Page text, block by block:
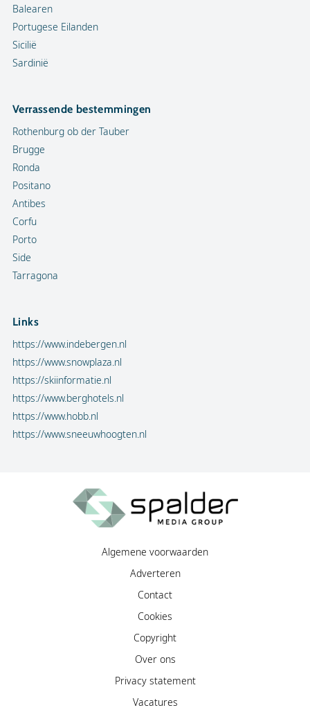
Balearen
Portugese Eilanden
Sicilië
Sardinië
Verrassende bestemmingen
Rothenburg ob der Tauber
Brugge
Ronda
Positano
Antibes
Corfu
Porto
Side
Tarragona
Links
https://www.indebergen.nl
https://www.snowplaza.nl
https://skiinformatie.nl
https://www.berghotels.nl
https://www.hobb.nl
https://www.sneeuwhoogten.nl
Algemene voorwaarden
Adverteren
Contact
Cookies
Copyright
Over ons
Privacy statement
Vacatures